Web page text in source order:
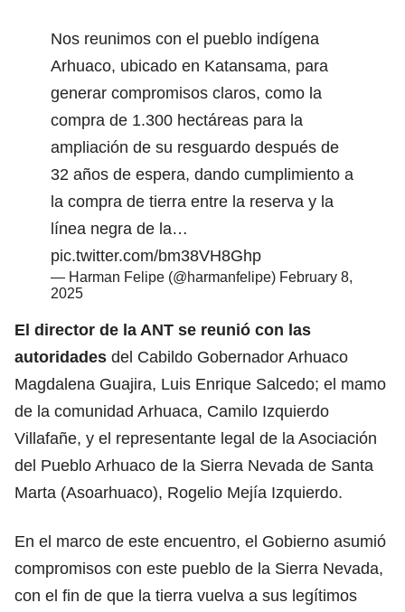
Nos reunimos con el pueblo indígena
Arhuaco, ubicado en Katansama, para
generar compromisos claros, como la
compra de 1.300 hectáreas para la
ampliación de su resguardo después de
32 años de espera, dando cumplimiento a
la compra de tierra entre la reserva y la
línea negra de la…
pic.twitter.com/bm38VH8Ghp
— Harman Felipe (@harmanfelipe) February 8,
2025
El director de la ANT se reunió con las
autoridades del Cabildo Gobernador Arhuaco
Magdalena Guajira, Luis Enrique Salcedo; el mamo
de la comunidad Arhuaca, Camilo Izquierdo
Villafañe, y el representante legal de la Asociación
del Pueblo Arhuaco de la Sierra Nevada de Santa
Marta (Asoarhuaco), Rogelio Mejía Izquierdo.
En el marco de este encuentro, el Gobierno asumió
compromisos con este pueblo de la Sierra Nevada,
con el fin de que la tierra vuelva a sus legítimos